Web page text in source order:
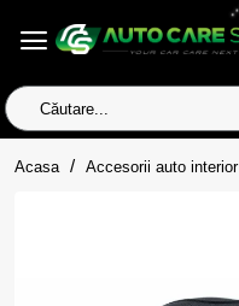
Căutare...
Acasa homeAccesorii auto interior